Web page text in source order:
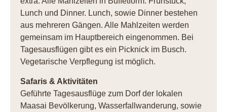
Lunch und Dinner. Lunch, sowie Dinner bestehen
aus mehreren Gängen. Alle Mahlzeiten werden
gemeinsam im Hauptbereich eingenommen. Bei
Tagesausflügen gibt es ein Picknick im Busch.
Vegetarische Verpflegung ist möglich.
Safaris & Aktivitäten
Geführte Tagesausflüge zum Dorf der lokalen
Maasai Bevölkerung, Wasserfallwanderung, sowie